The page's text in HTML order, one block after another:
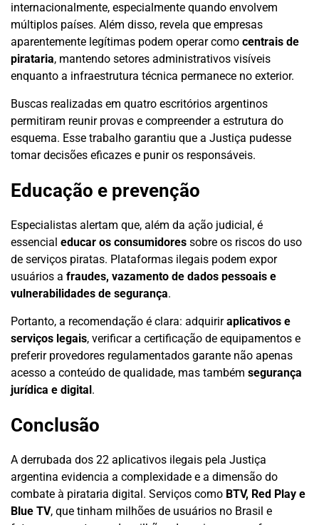
internacionalmente, especialmente quando envolvem
múltiplos países. Além disso, revela que empresas
aparentemente legítimas podem operar como centrais de
pirataria, mantendo setores administrativos visíveis
enquanto a infraestrutura técnica permanece no exterior.
Buscas realizadas em quatro escritórios argentinos
permitiram reunir provas e compreender a estrutura do
esquema. Esse trabalho garantiu que a Justiça pudesse
tomar decisões eficazes e punir os responsáveis.
Educação e prevenção
Especialistas alertam que, além da ação judicial, é
essencial educar os consumidores sobre os riscos do uso
de serviços piratas. Plataformas ilegais podem expor
usuários a fraudes, vazamento de dados pessoais e
vulnerabilidades de segurança.
Portanto, a recomendação é clara: adquiriraplicativos e
serviços legais, verificar a certificação de equipamentos e
preferir provedores regulamentados garante não apenas
acesso a conteúdo de qualidade, mas também segurança
jurídica e digital.
Conclusão
A derrubada dos 22 aplicativos ilegais pela Justiça
argentina evidencia a complexidade e a dimensão do
combate à pirataria digital. Serviços como BTV, Red Play e
Blue TV, que tinham milhões de usuários no Brasil e